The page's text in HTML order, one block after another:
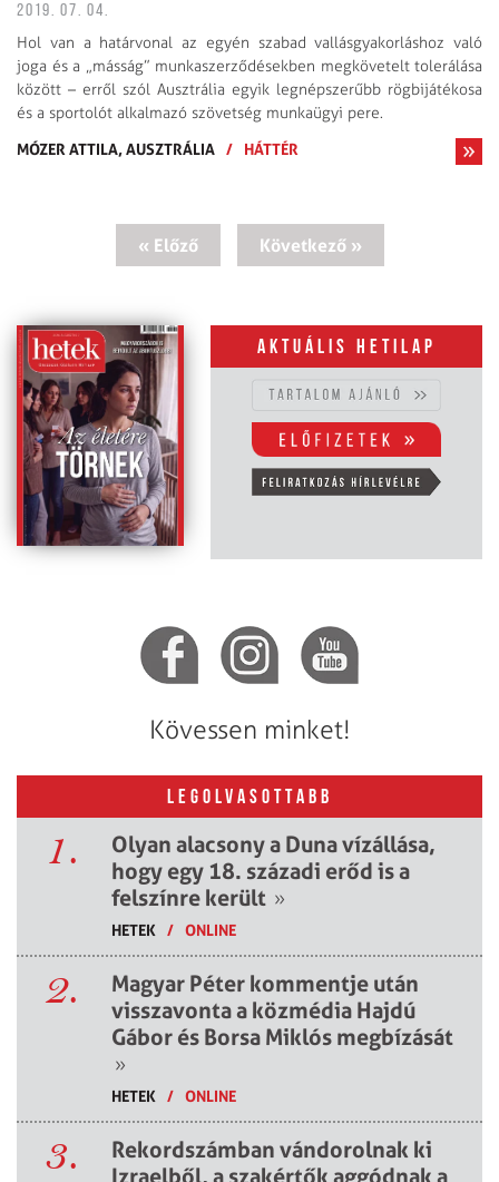
2019. 07. 04.
Hol van a határvonal az egyén szabad vallásgyakorláshoz való
joga és a „másság” munkaszerződésekben megkövetelt tolerálása
között – erről szól Ausztrália egyik legnépszerűbb rögbijátékosa
és a sportolót alkalmazó szövetség munkaügyi pere.
MÓZER ATTILA, AUSZTRÁLIA / HÁTTÉR
« Előző Következő »
Aktuális hetilap
Kövessen minket!
LEGOLVASOTTABB
1.
Olyan alacsony a Duna vízállása,
hogy egy 18. századi erőd is a
felszínre került »
HETEK / ONLINE
2.
Magyar Péter kommentje után
visszavonta a közmédia Hajdú
Gábor és Borsa Miklós megbízását
»
HETEK / ONLINE
3.
Rekordszámban vándorolnak ki
Izraelből, a szakértők aggódnak a